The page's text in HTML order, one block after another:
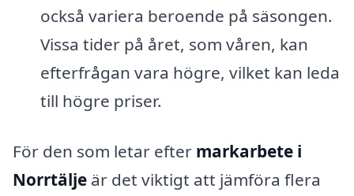
också variera beroende på säsongen.
Vissa tider på året, som våren, kan
efterfrågan vara högre, vilket kan leda
till högre priser.
För den som letar efter markarbete i
Norrtälje är det viktigt att jämföra flera